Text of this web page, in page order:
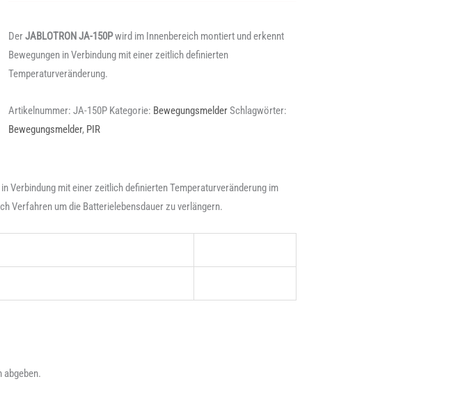
DerJABLOTRONJA-150Pwird im Innenbereich montiert und erkennt
Bewegungen in Verbindung mit einer zeitlich definierten
Temperaturveränderung.
Artikelnummer: JA-150P Kategorie: BewegungsmelderSchlagwörter:
Bewegungsmelder, PIR
Verbindung mit einer zeitlich definierten Temperaturveränderung im
Verfahren um die Batterielebensdauer zu verlängern.
abgeben.